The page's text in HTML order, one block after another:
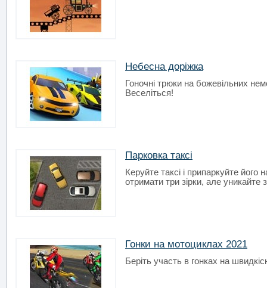
Небесна доріжка
Гоночні трюки на божевільних
Веселіться!
Парковка таксі
Керуйте таксі і припаркуйте
отримати три зірки, але уникайте
Гонки на мотоциклах 2021
Беріть участь в гонках на